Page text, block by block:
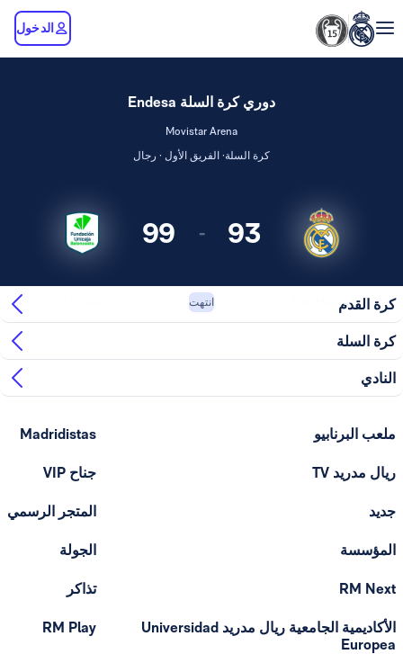
الدخول
دوري كرة السلة Endesa
Movistar Arena
كرة السلة· الفريق الأول · رجال
93
-
99
Real Madrid انتهت كرة القدم
كرة السلة
النادي
ملعب البرنابيو
ريال مدريد TV
جديد
المؤسسة
RM Next
الأكاديمية الجامعية ريال مدريد Universidad
Europea
Madridistas
جناح VIP
المتجر الرسمي
الجولة
تذاكر
RM Play